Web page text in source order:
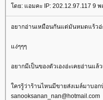
ดย: แอมคะ IP: 202.12.97.117 9
อยากอ่านเหมือนกันแต่มันหมดแร้ว
ง่ๆๆๆ
อยากมีเป็นของตัวเองอ่ะเคยอ่านแ
ครรู้ว่าร้านไหนมีขายส่งเมล์มาบอก
sanooksanan_nan@hotmail.com